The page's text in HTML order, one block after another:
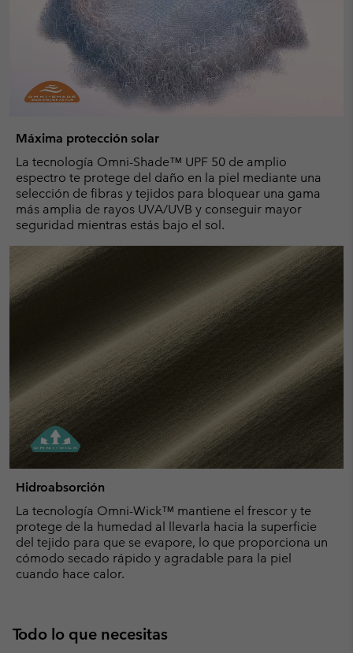
Máxima protección solar
La tecnología Omni-Shade™ UPF 50 de amplio
espectro te protege del daño en la piel mediante una
selección de fibras y tejidos para bloquear una gama
más amplia de rayos UVA/UVB y conseguir mayor
seguridad mientras estás bajo el sol.
Hidroabsorción
La tecnología Omni-Wick™ mantiene el frescor y te
protege de la humedad al llevarla hacia la superficie
del tejido para que se evapore, lo que proporciona un
cómodo secado rápido y agradable para la piel
cuando hace calor.
Todo lo que necesitas